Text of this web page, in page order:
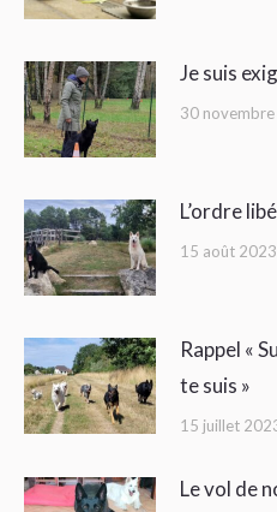
Je suis
30
L’ordre
15 août 2023
Rappel «
te suis »
15 juillet
Le vol de